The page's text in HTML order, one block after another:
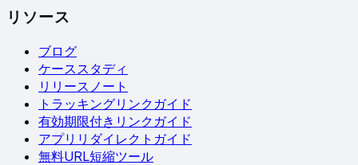
リソース
ブログ
ケーススタディ
リリースノート
トラッキングリンクガイド
有効期限付きリンクガイド
アプリリダイレクトガイド
無料URL短縮ツール